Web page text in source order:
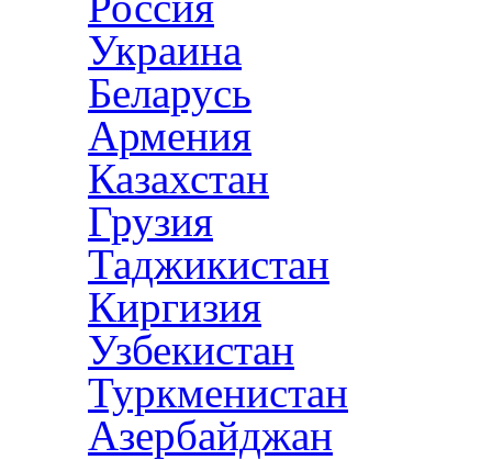
Украина
Беларусь
Армения
Казахстан
Грузия
Таджикистан
Киргизия
Узбекистан
Туркменистан
Азербайджан